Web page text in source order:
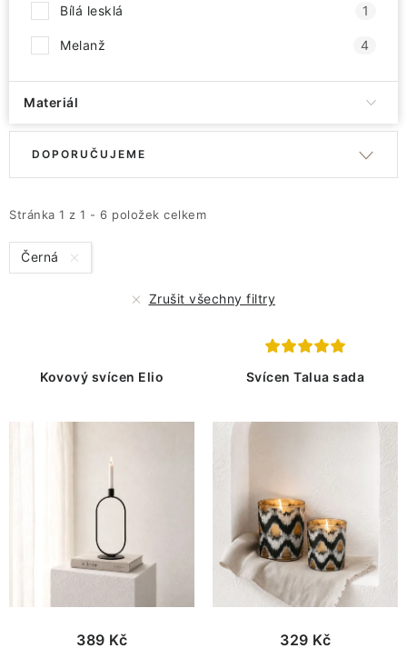
Bílá lesklá 1
Melanž 4
Materiál
i
s
p
t
Stránka 1 z 1 - 6 položek celkem
e
n
í
k
DOPORUČUJEME
Černá
Zrušit všechny filtry
Kovový svícen Elio
389 Kč
Svícen Talua sada
329 Kč